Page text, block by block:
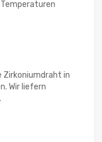
Zirkoniumdraht in
Wir liefern